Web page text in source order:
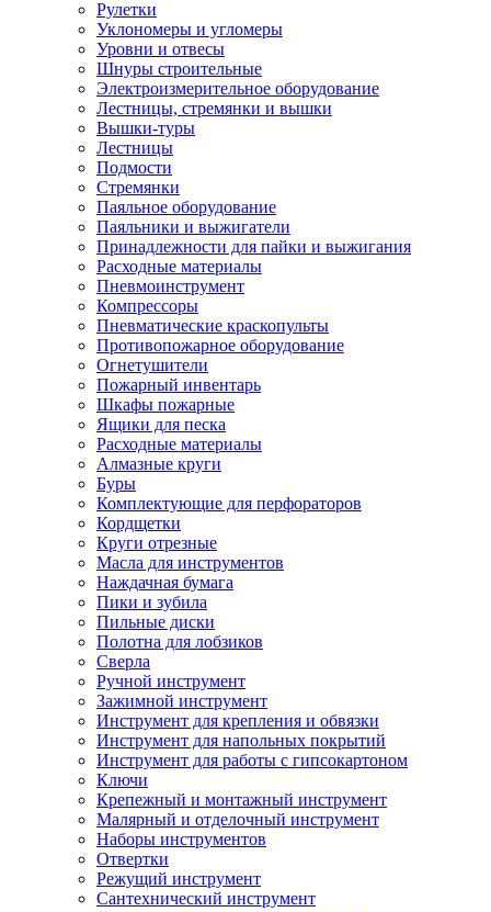
Рулетки
Уклономеры и угломеры
Уровни и отвесы
Шнуры строительные
Электроизмерительное оборудование
Лестницы, стремянки и вышки
Вышки-туры
Лестницы
Подмости
Стремянки
Паяльное оборудование
Паяльники и выжигатели
Принадлежности для пайки и выжигания
Расходные материалы
Пневмоинструмент
Компрессоры
Пневматические краскопульты
Противопожарное оборудование
Огнетушители
Пожарный инвентарь
Шкафы пожарные
Ящики для песка
Расходные материалы
Алмазные круги
Буры
Комплектующие для перфораторов
Кордщетки
Круги отрезные
Масла для инструментов
Наждачная бумага
Пики и зубила
Пильные диски
Полотна для лобзиков
Сверла
Ручной инструмент
Зажимной инструмент
Инструмент для крепления и обвязки
Инструмент для напольных покрытий
Инструмент для работы с гипсокартоном
Ключи
Крепежный и монтажный инструмент
Малярный и отделочный инструмент
Наборы инструментов
Отвертки
Режущий инструмент
Сантехнический инструмент